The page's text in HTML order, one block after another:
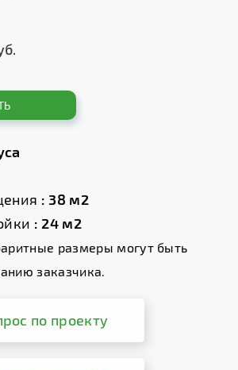
: 38 м2
: 24 м2
размеры могут быть
заказчика.
по проекту